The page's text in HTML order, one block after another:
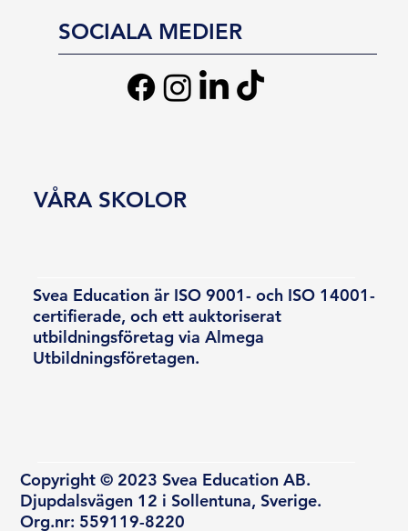
SOCIALA MEDIER
Svea Education är ISO 9001- och ISO 14001-
certifierade, och ett auktoriserat
utbildningsföretag via Almega
Utbildningsföretagen.
Copyright © 2023 Svea Education AB.
Djupdalsvägen 12 i Sollentuna, Sverige.
Org.nr: 559119-8220
VÅRA SKOLOR